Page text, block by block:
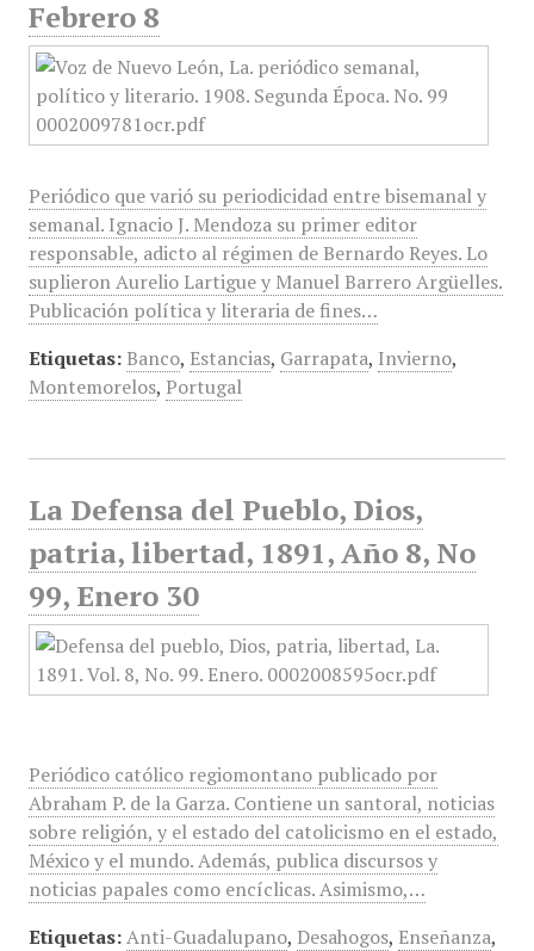
Febrero 8
Periódico que varió su periodicidad entre bisemanal y
semanal. Ignacio J. Mendoza su primer editor
responsable, adicto al régimen de Bernardo Reyes. Lo
suplieron Aurelio Lartigue y Manuel Barrero Argüelles.
Publicación política y literaria de fines…
Etiquetas: Banco, Estancias, Garrapata, Invierno,
Montemorelos, Portugal
La Defensa del Pueblo, Dios,
patria, libertad, 1891, Año 8, No
99, Enero 30
Periódico católico regiomontano publicado por
Abraham P. de la Garza. Contiene un santoral, noticias
sobre religión, y el estado del catolicismo en el estado,
México y el mundo. Además, publica discursos y
noticias papales como encíclicas. Asimismo,…
Etiquetas: Anti-Guadalupano, Desahogos, Enseñanza,